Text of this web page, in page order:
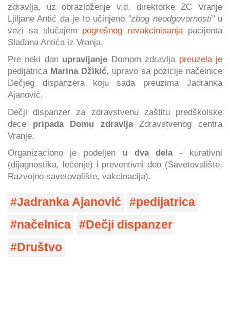
zdravlja, uz obrazloženje v.d. direktorke ZC Vranje
Ljiljane Antić da je to učinjeno "zbog neodgovornosti"u
vezi sa slučajem pogrešnog revakcinisanja pacijenta
Slađana Antića iz Vranja.
Pre neki dan upravljanje Domom zdravlja preuzela je
pedijatrica Marina Džikić, upravo sa pozicije načelnice
Dečjeg dispanzera koju sada preuzima Jadranka
Ajanović.
Dečji dispanzer za zdravstvenu zaštitu predškolske
dece pripada Domu zdravljaZdravstvenog centra
Vranje.
Organizaciono je podeljen u dva dela- kurativni
(dijagnostika, lečenje) i preventivni deo (Savetovalište,
Razvojno savetovalište, vakcinacija).
Jadranka Ajanović
pedijatrica
načelnica
Dečji dispanzer
Društvo